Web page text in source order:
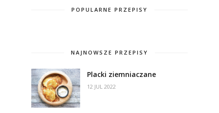
POPULARNE PRZEPISY
NAJNOWSZE PRZEPISY
Placki ziemniaczane
12 JUL 2022